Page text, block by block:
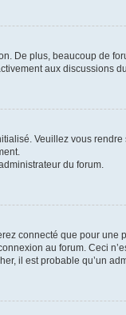
De plus, beaucoup de
aux discussions
Veuillez vous
du forum.
connecté que pour
au forum. Ceci
il est probable qu’un